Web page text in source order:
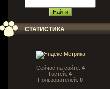
СТАТИСТИКА
Сейчас на сайте: 4
Гостей: 4
Пользователей: 0